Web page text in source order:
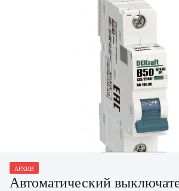
АРХИВ
Автоматический